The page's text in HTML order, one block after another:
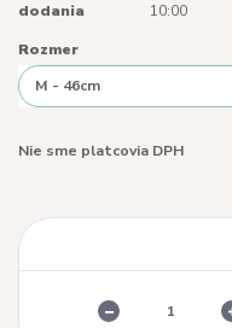
dodania
10:00
Rozmer
Nie sme platcovia DPH